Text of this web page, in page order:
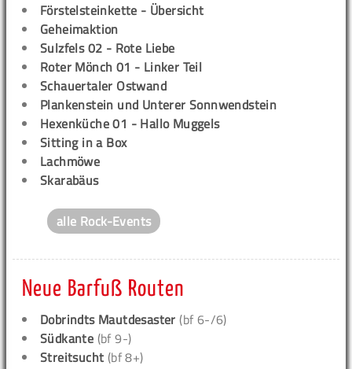
Förstelsteinkette - Übersicht
Geheimaktion
Sulzfels 02 - Rote Liebe
Roter Mönch 01 - Linker Teil
Schauertaler Ostwand
Plankenstein und Unterer Sonnwendstein
Hexenküche 01 - Hallo Muggels
Sitting in a Box
Lachmöwe
Skarabäus
alle Rock-Events
Neue Barfuß Routen
Dobrindts Mautdesaster (bf 6-/6)
Südkante (bf 9-)
Streitsucht (bf 8+)